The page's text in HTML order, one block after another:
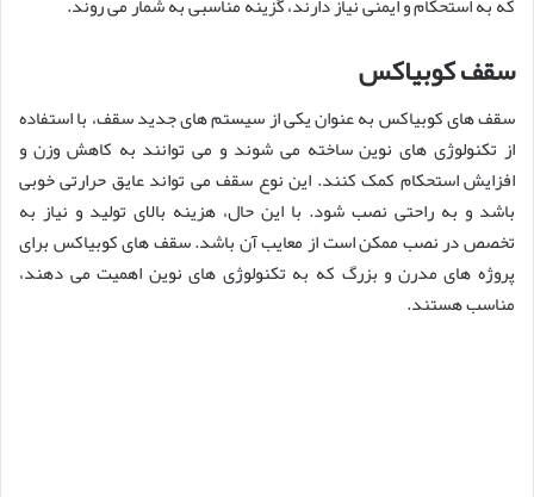
سقف کوبیاکس
سقف های کوبیاکس به عنوان یکی از سیستم های جدید سقف، با استفاده
از تکنولوژی های نوین ساخته می شوند و می توانند به کاهش وزن و
افزایش استحکام کمک کنند. این نوع سقف می تواند عایق حرارتی خوبی
باشد و به راحتی نصب شود. با این حال، هزینه بالای تولید و نیاز به
تخصص در نصب ممکن است از معایب آن باشد. سقف های کوبیاکس برای
پروژه های مدرن و بزرگ که به تکنولوژی های نوین اهمیت می دهند،
مناسب هستند.